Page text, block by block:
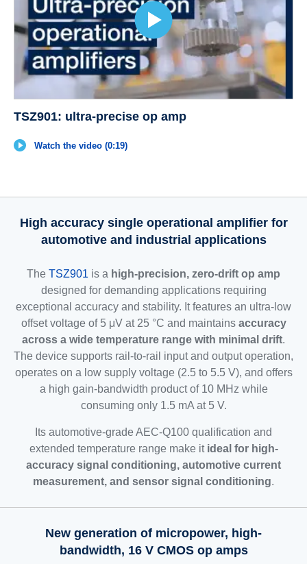
TSZ901: ultra-precise op amp
Watch the video (0:19)
High accuracy single operational amplifier for
automotive and industrial applications
The TSZ901 is a high-precision, zero-drift op amp
designed for demanding applications requiring
exceptional accuracy and stability. It features an ultra-low
offset voltage of 5 μV at 25 °C and maintainsaccuracy
across a wide temperature range with minimal drift.
The device supports rail-to-rail input and output operation,
operates on a low supply voltage (2.5 to 5.5 V), and offers
a high gain-bandwidth product of 10 MHz while
consuming only 1.5 mA at 5 V.
Its automotive-grade AEC-Q100 qualification and
extended temperature range make itideal for high-
accuracy signal conditioning, automotive current
measurement, and sensor signal conditioning.
New generation of micropower, high-
bandwidth, 16 V CMOS op amps